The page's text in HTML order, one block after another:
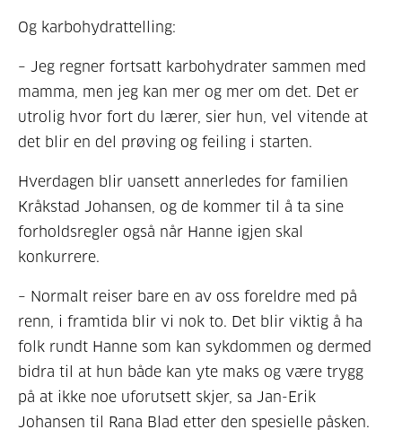
Og karbohydrattelling:
– Jeg regner fortsatt karbohydrater sammen med
mamma, men jeg kan mer og mer om det. Det er
utrolig hvor fort du lærer, sier hun, vel vitende at
det blir en del prøving og feiling i starten.
Hverdagen blir uansett annerledes for familien
Kråkstad Johansen, og de kommer til å ta sine
forholdsregler også når Hanne igjen skal
konkurrere.
– Normalt reiser bare en av oss foreldre med på
renn, i framtida blir vi nok to. Det blir viktig å ha
folk rundt Hanne som kan sykdommen og dermed
bidra til at hun både kan yte maks og være trygg
på at ikke noe uforutsett skjer, sa Jan-Erik
Johansen til Rana Blad etter den spesielle påsken.